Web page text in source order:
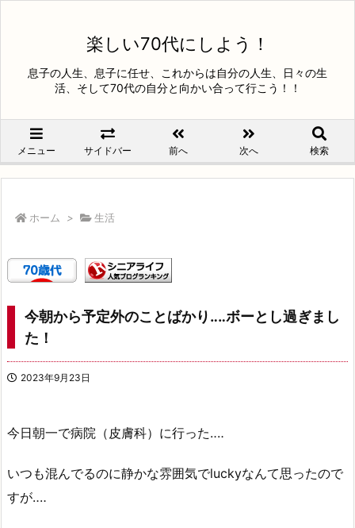
楽しい70代にしよう！
息子の人生、息子に任せ、これからは自分の人生、日々の生
活、そして70代の自分と向かい合って行こう！！
メニュー サイドバー 前へ 次へ 検索
ホーム > 生活
今朝から予定外のことばかり‥‥ボーとし過ぎまし
た！
2023年9月23日
今日朝一で病院（皮膚科）に行った‥‥
いつも混んでるのに静かな雰囲気でluckyなんて思ったので
すが‥‥